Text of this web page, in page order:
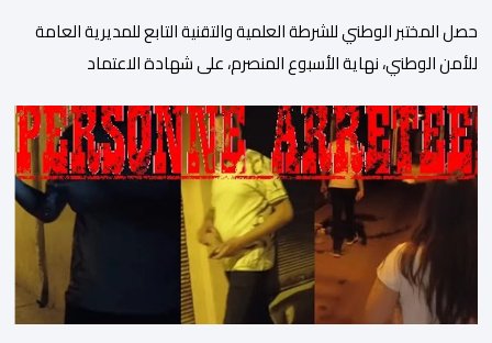
حصل المختبر الوطني للشرطة العلمية والتقنية التابع للمديرية العامة
للأمن الوطني، نهاية الأسبوع المنصرم، على شهادة الاعتماد
مختلف التخصصات والخبرات الشرعية، بما فيها فروع البيولوجيا والكيمياء،
وتدقيق وفحص الوثائق، والحرائق والمتفجرات، وكذا الآثار الرقمية
والمخدرات والمواد السمومية.وكانت المنظمة الأمريكية للاعتماد
والتقييس ″The ANSI National Accreditation Board″، المختصة […]